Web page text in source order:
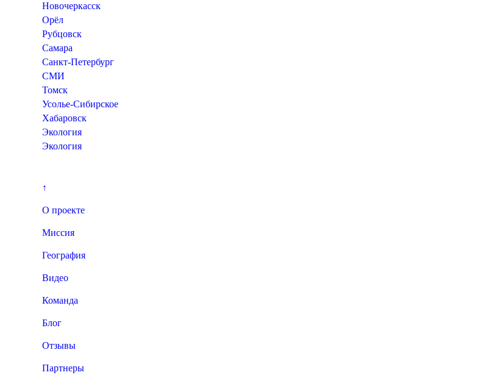
Новочеркасск
Орёл
Рубцовск
Самара
Санкт-Петербург
СМИ
Томск
Усолье-Сибирское
Хабаровск
Экология
Экология
↑
О проекте
Миссия
География
Видео
Команда
Блог
Отзывы
Партнеры